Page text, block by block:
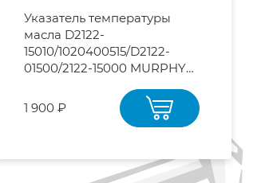
Указатель температуры
масла D2122-
15010/1020400515/D2122-
01500/2122-15000 MURPHY
SD16,SD22,SD23,SD32
1 900 ₽